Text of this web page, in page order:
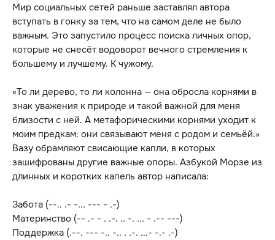
Мир социальных сетей раньше заставлял автора
вступать в гонку за тем, что на самом деле не было
важным. Это запустило процесс поиска личных опор,
которые не снесёт водоворот вечного стремления к
большему и лучшему. К чужому.
«То ли дерево, то ли колонна — она обросла корнями в
знак уважения к природе и такой важной для меня
близости с ней. А метафорическими корнями уходит к
моим предкам: они связывают меня с родом и семьёй.»
Вазу обрамляют свисающие капли, в которых
зашифрованы другие важные опоры. Азбукой Морзе из
длинных и коротких капель автор написала:
Забота (--.. .- -... --- - .-)
Материнство (-- .- - . .-. .. -. ... - .-- ---)
Поддержка (.--. --- -.. -.. . .-. ...- -.- .-)